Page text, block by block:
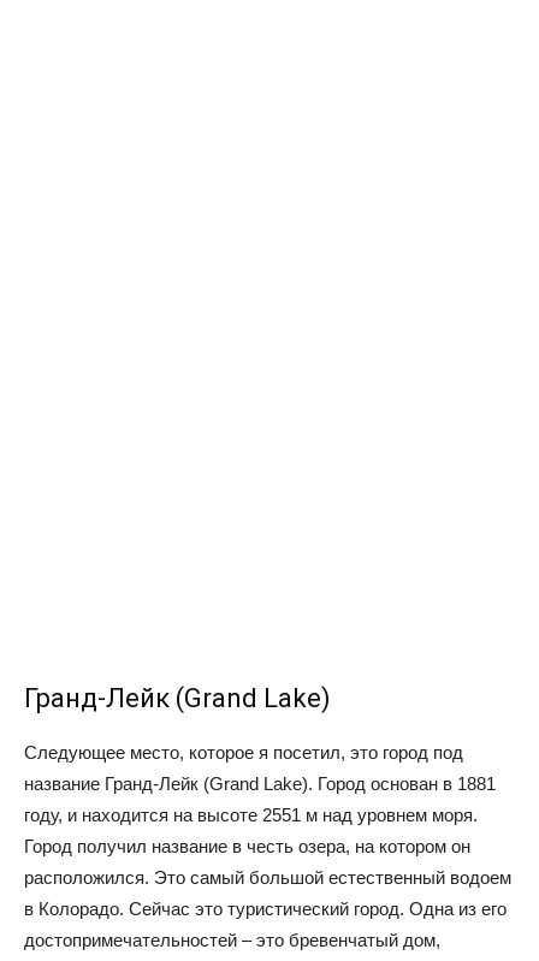
Гранд-Лейк (Grand Lake)
Следующее место, которое я посетил, это город под
название Гранд-Лейк (Grand Lake). Город основан в 1881
году, и находится на высоте 2551 м над уровнем моря.
Город получил название в честь озера, на котором он
расположился. Это самый большой естественный водоем
в Колорадо. Сейчас это туристический город. Одна из его
достопримечательностей – это бревенчатый дом,